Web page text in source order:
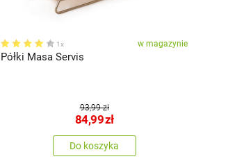
1x w magazynie
Półki Masa Servis
93,99 zł
84,99zł
Do koszyka